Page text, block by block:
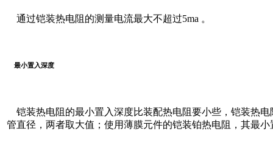
通过铠装热电阻的测量电流最大不超过5ma 。
最小置入深度
铠装热电阻的最小置入深度比装配热电阻要小些，铠装热电
管直径，两者取大值；使用薄膜元件的铠装铂热电阻，其最小